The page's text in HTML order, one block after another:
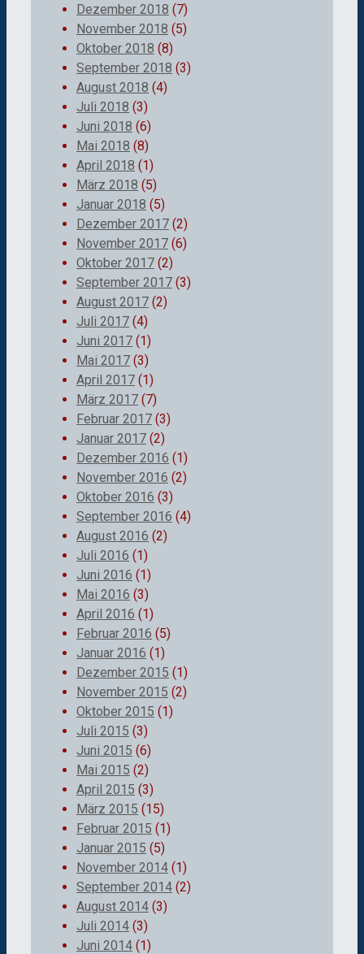
Dezember 2018 (7)
November 2018 (5)
Oktober 2018 (8)
September 2018 (3)
August 2018 (4)
Juli 2018 (3)
Juni 2018 (6)
Mai 2018 (8)
April 2018 (1)
März 2018 (5)
Januar 2018 (5)
Dezember 2017 (2)
November 2017 (6)
Oktober 2017 (2)
September 2017 (3)
August 2017 (2)
Juli 2017 (4)
Juni 2017 (1)
Mai 2017 (3)
April 2017 (1)
März 2017 (7)
Februar 2017 (3)
Januar 2017 (2)
Dezember 2016 (1)
November 2016 (2)
Oktober 2016 (3)
September 2016 (4)
August 2016 (2)
Juli 2016 (1)
Juni 2016 (1)
Mai 2016 (3)
April 2016 (1)
Februar 2016 (5)
Januar 2016 (1)
Dezember 2015 (1)
November 2015 (2)
Oktober 2015 (1)
Juli 2015 (3)
Juni 2015 (6)
Mai 2015 (2)
April 2015 (3)
März 2015 (15)
Februar 2015 (1)
Januar 2015 (5)
November 2014 (1)
September 2014 (2)
August 2014 (3)
Juli 2014 (3)
Juni 2014 (1)